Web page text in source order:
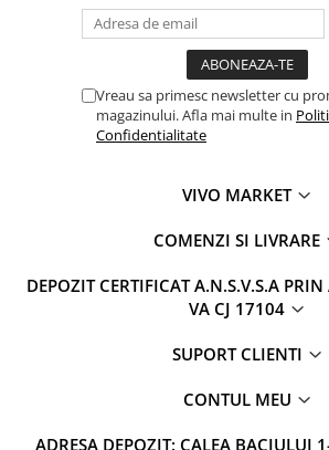
Vreau sa primesc newsletter cu
magazinului. Afla mai multe in
Confidentialitate
VIVO MARKET
COMENZI SI LIVRARE
DEPOZIT CERTIFICAT A.N.S.V.S.A
VA CJ 17104
SUPORT CLIENTI
CONTUL MEU
ADRESA DEPOZIT: CALEA BACIULUI